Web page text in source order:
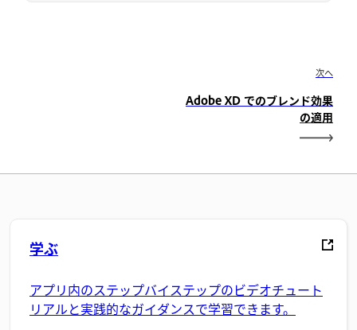
次へ
Adobe XD でのブレンド効果
の適用
学ぶ
アプリ内のステップバイステップのビデオチュート
リアルと実践的なガイダンスで学習できます。